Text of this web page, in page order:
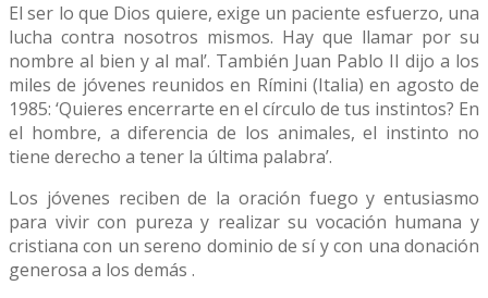
El ser lo que Dios quiere, exige un paciente esfuerzo, una
lucha contra nosotros mismos. Hay que llamar por su
nombre al bien y al mal’. También Juan Pablo II dijo a los
miles de jóvenes reunidos en Rímini (Italia) en agosto de
1985: ‘Quieres encerrarte en el círculo de tus instintos? En
el hombre, a diferencia de los animales, el instinto no
tiene derecho a tener la última palabra’.
Los jóvenes reciben de la oración fuego y entusiasmo
para vivir con pureza y realizar su vocación humana y
cristiana con un sereno dominio de sí y con una donación
generosa a los demás .